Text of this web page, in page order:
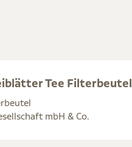
Tee Filterbeutel
mbH & Co.